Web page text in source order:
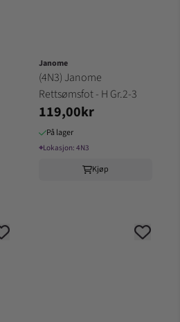
Janome
(4N3) Janome
Rettsømsfot - H Gr.2-3
119,00kr
På lager
⌖Lokasjon: 4N3
Kjøp